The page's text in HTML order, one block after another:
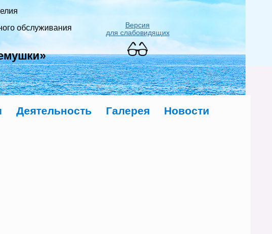
обслуживания
Версия
для слабовидящих
Деятельность Галерея Новости